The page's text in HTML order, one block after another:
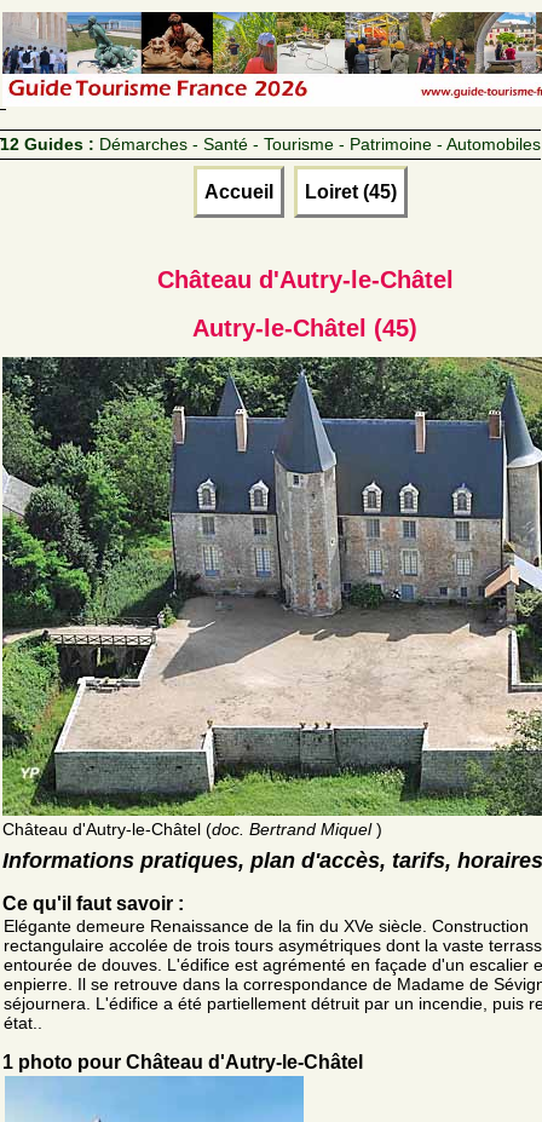
12 Guides : Démarches - Santé - Tourisme - Patrimoine - Automobiles
Accueil Loiret (45)
Château d'Autry-le-Châtel
Autry-le-Châtel (45)
Château d'Autry-le-Châtel (doc. Bertrand Miquel)
Informations pratiques, plan d'accès, tarifs, horaires
Ce qu'il faut savoir :
Elégante demeure Renaissance de la fin du XVe siècle. Construction
rectangulaire accolée de trois tours asymétriques dont la vaste
entourée de douves. L'édifice est agrémenté en façade d'un escalier
enpierre. Il se retrouve dans la correspondance de Madame de
séjournera. L'édifice a été partiellement détruit par un incendie, puis
état..
1 photo pour Château d'Autry-le-Châtel